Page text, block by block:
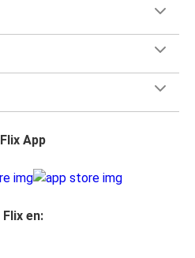
Flix App
Flix en: